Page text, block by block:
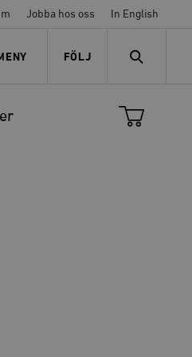
Jobba hos oss In English
FÖLJ
FÖLJ OSS SEARCH